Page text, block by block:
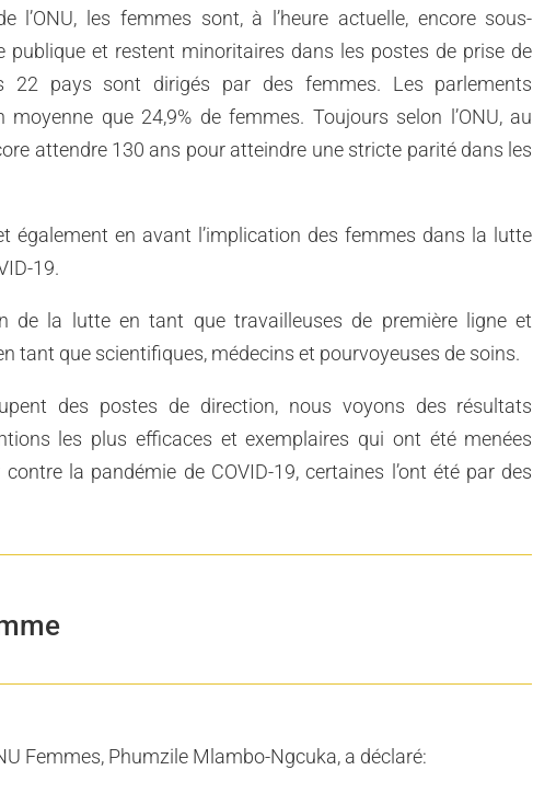
l’ONU, les femmes sont, à l’heure actuelle, encore sous-
publique et restent minoritaires dans les postes de prise de
22 pays sont dirigés par des femmes. Les parlements
que 24,9% de femmes. Toujours selon l’ONU, au
attendre 130 ans pour atteindre une stricte parité dans les
également en avant l’implication des femmes dans la lutte
le virus COVID-19.
de la lutte en tant que travailleuses de première ligne et
tant que scientifiques, médecins et pourvoyeuses de soins.
des postes de direction, nous voyons des résultats
les plus efficaces et exemplaires qui ont été menées
la pandémie de COVID-19, certaines l’ont été par des
Femmes, Phumzile Mlambo-Ngcuka, a déclaré: